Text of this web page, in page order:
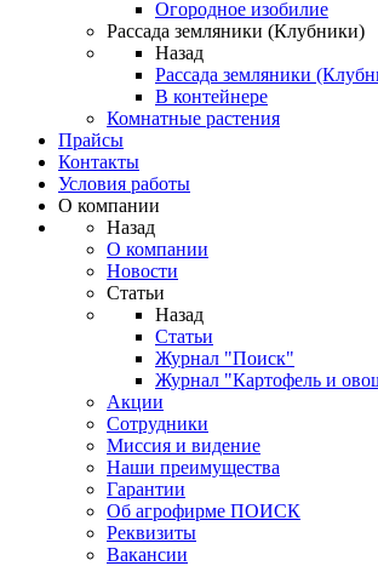
Огородное изобилие
Рассада земляники (Клубники)
Назад
Рассада земляники
В контейнере
Комнатные растения
Прайсы
Контакты
Условия работы
О компании
Назад
О компании
Новости
Статьи
Назад
Статьи
Журнал "Поиск"
Журнал "Картофель и
Акции
Сотрудники
Миссия и видение
Наши преимущества
Гарантии
Об агрофирме ПОИСК
Реквизиты
Вакансии